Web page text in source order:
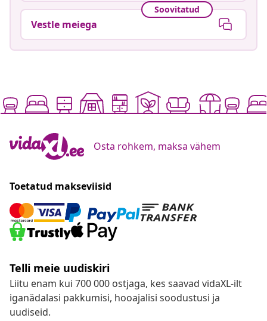
Soovitatud
Vestle meiega
Osta rohkem, maksa vähem
Toetatud makseviisid
Telli meie uudiskiri
Liitu enam kui 700 000 ostjaga, kes saavad vidaXL-ilt
iganädalasi pakkumisi, hooajalisi soodustusi ja
uudiseid.